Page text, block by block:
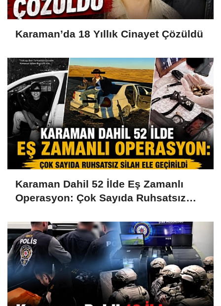
Karaman’da 18 Yıllık Cinayet Çözüldü
Karaman Dahil 52 İlde Eş Zamanlı
Operasyon: Çok Sayıda Ruhsatsız